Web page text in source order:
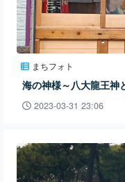
まちフォト
海の神様～八大龍王神
2023-03-31 23:06